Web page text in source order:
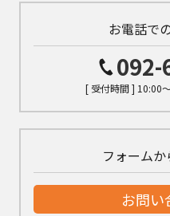
お電話で
092-
[ 受付時間 ] 10:00
フォーム
お問い